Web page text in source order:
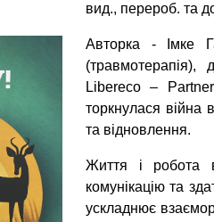
вид., перероб. та
Авторка - Імке
(травмотерапія),
Libereco –
торкнулася війна
та відновлення.
Життя і робота
комунікацію та
ускладнює